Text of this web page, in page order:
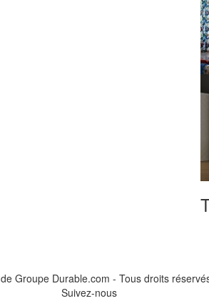
de Groupe Durable.com - Tous droits
Suivez-nous